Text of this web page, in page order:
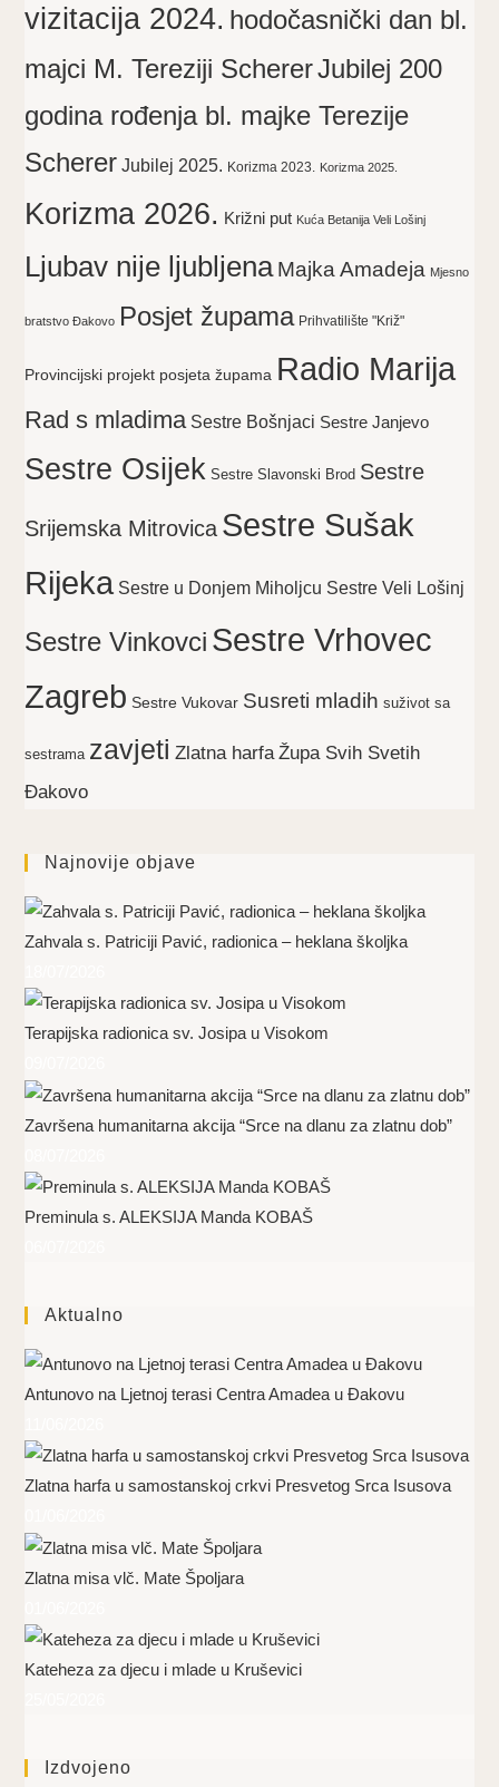
vizitacija 2024. hodočasnički dan bl.
majci M. Tereziji SchererJubilej 200
godina rođenja bl. majke Terezije
Scherer Jubilej 2025. Korizma 2023. Korizma 2025.
Korizma 2026. Križni put Kuća Betanija Veli Lošinj
Ljubav nije ljubljena Majka Amadeja Mjesno
bratstvo Đakovo Posjet župama Prihvatilište "Križ"
Provincijski projekt posjeta župama Radio Marija
Rad s mladima Sestre Bošnjaci Sestre Janjevo
Sestre Osijek Sestre Slavonski Brod Sestre
Srijemska Mitrovica Sestre Sušak
Rijeka Sestre u Donjem Miholjcu Sestre Veli Lošinj
Sestre Vinkovci Sestre Vrhovec
Zagreb Sestre Vukovar Susreti mladih suživot sa
sestrama zavjeti Zlatna harfa Župa Svih Svetih
Đakovo
Najnovije objave
Zahvala s. Patriciji Pavić, radionica – heklana školjka
Terapijska radionica sv. Josipa u Visokom
Završena humanitarna akcija “Srce na dlanu za zlatnu dob”
Preminula s. ALEKSIJA Manda KOBAŠ
Aktualno
Antunovo na Ljetnoj terasi Centra Amadea u Đakovu
Zlatna harfa u samostanskoj crkvi Presvetog Srca Isusova
Zlatna misa vlč. Mate Špoljara
Kateheza za djecu i mlade u Kruševici
Izdvojeno